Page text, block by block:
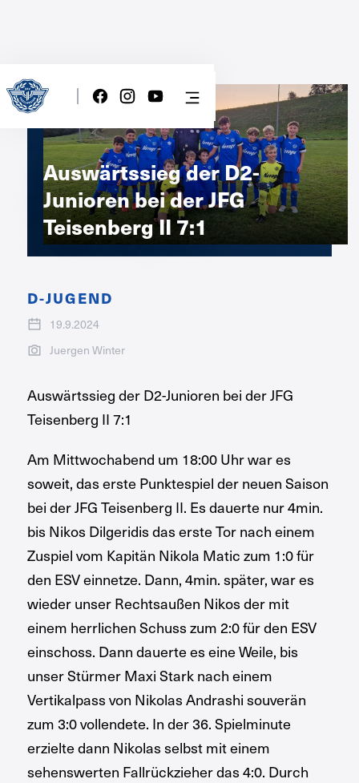
Auswärtssieg der D2-
Junioren bei der JFG
Teisenberg II 7:1
D-JUGEND
19.9.2024
Juergen Winter
Auswärtssieg der D2-Junioren bei der JFG
Teisenberg II 7:1
Am Mittwochabend um 18:00 Uhr war es
soweit, das erste Punktespiel der neuen Saison
bei der JFG Teisenberg II. Es dauerte nur 4min.
bis Nikos Dilgeridis das erste Tor nach einem
Zuspiel vom Kapitän Nikola Matic zum 1:0 für
den ESV einnetze. Dann, 4min. später, war es
wieder unser Rechtsaußen Nikos der mit
einem herrlichen Schuss zum 2:0 für den ESV
einschoss. Dann dauerte es eine Weile, bis
unser Stürmer Maxi Stark nach einem
Vertikalpass von Nikolas Andrashi souverän
zum 3:0 vollendete. In der 36. Spielminute
erzielte dann Nikolas selbst mit einem
sehenswerten Fallrückzieher das 4:0. Durch